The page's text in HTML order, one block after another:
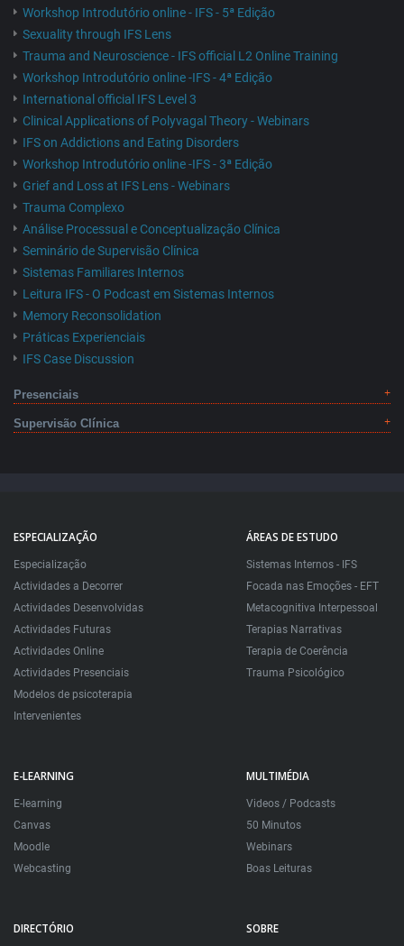
Workshop Introdutório online - IFS - 5ª Edição
Sexuality through IFS Lens
Trauma and Neuroscience - IFS official L2 Online Training
Workshop Introdutório online -IFS - 4ª Edição
International official IFS Level 3
Clinical Applications of Polyvagal Theory - Webinars
IFS on Addictions and Eating Disorders
Workshop Introdutório online -IFS - 3ª Edição
Grief and Loss at IFS Lens - Webinars
Trauma Complexo
Análise Processual e Conceptualização Clínica
Seminário de Supervisão Clínica
Sistemas Familiares Internos
Leitura IFS - O Podcast em Sistemas Internos
Memory Reconsolidation
Práticas Experienciais
IFS Case Discussion
Presenciais
Supervisão Clínica
ESPECIALIZAÇÃO
Especialização
Actividades a Decorrer
Actividades Desenvolvidas
Actividades Futuras
Actividades Online
Actividades Presenciais
Modelos de psicoterapia
Intervenientes
ÁREAS DE ESTUDO
Sistemas Internos - IFS
Focada nas Emoções - EFT
Metacognitiva Interpessoal
Terapias Narrativas
Terapia de Coerência
Trauma Psicológico
E-LEARNING
E-learning
Canvas
Moodle
Webcasting
MULTIMÉDIA
Videos / Podcasts
50 Minutos
Webinars
Boas Leituras
DIRECTÓRIO SOBRE